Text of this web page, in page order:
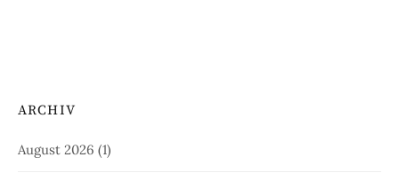
ARCHIV
August 2026 (1)